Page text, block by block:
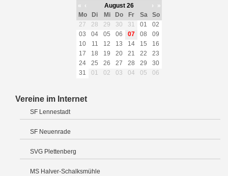
« ‹ August 26 ›
»
Mo
Di Mi Do Fr Sa
So
27
28 29 30 31 01
02
03
04 05 06 07 08
09
10
11 12 13 14 15
16
17
18 19 20 21 22
23
24
25 26 27 28 29
30
31
01 02 03 04 05 06
Vereine im Internet
SF Lennestadt
SF Neuenrade
SVG Plettenberg
MS Halver-Schalksmühle